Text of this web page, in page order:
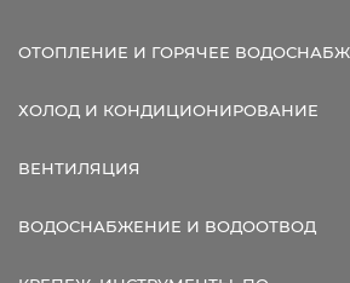
ОТОПЛЕНИЕ И ГОРЯЧЕЕ
ХОЛОД И КОНДИЦИОНИРОВАНИЕ
ВЕНТИЛЯЦИЯ
ВОДОСНАБЖЕНИЕ И ВОДООТВОД